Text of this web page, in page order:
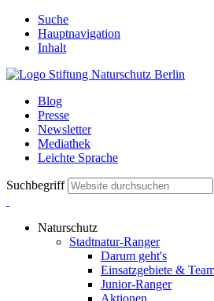
Suche
Hauptnavigation
Inhalt
Blog
Presse
Newsletter
Mediathek
Leichte Sprache
Suchbegriff
Naturschutz
Stadtnatur-Ranger
Darum geht's
Einsatzgebiete &
Junior-Ranger
Aktionen